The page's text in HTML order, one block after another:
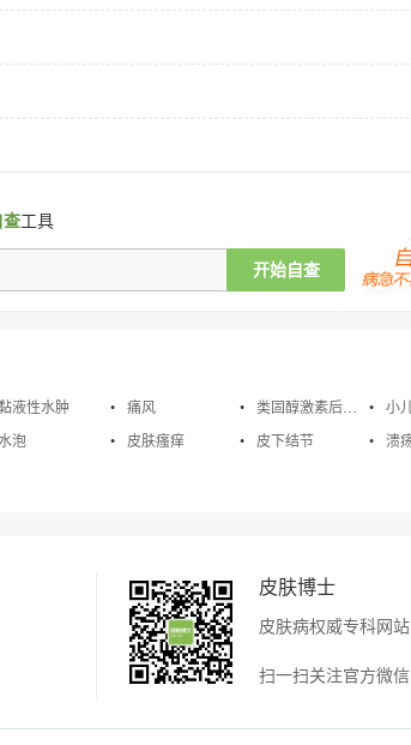
查工具
液性水肿 痛风 类固醇激素后脂膜炎 小儿
泡 皮肤瘙痒 皮下结节 溃
皮肤博士
皮肤病权威专科网站
扫一扫关注官方微信